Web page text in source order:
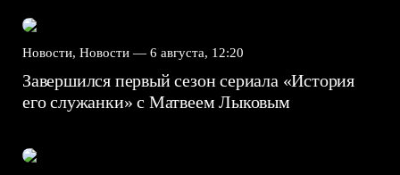
Новости, Новости — 6 августа, 12:20
Завершился первый сезон сериала «История
его служанки» с Матвеем Лыковым